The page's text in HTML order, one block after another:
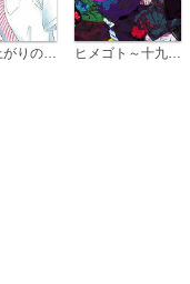
ヒメゴト～十九歳の制服～